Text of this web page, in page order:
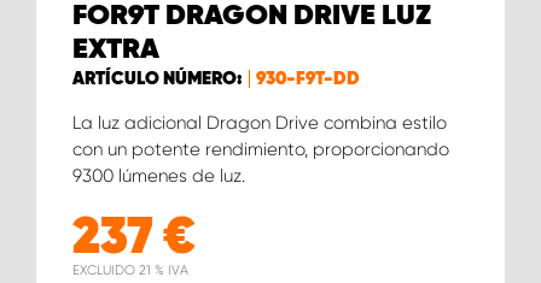
FOR9T DRAGON DRIVE LUZ
EXTRA
ARTÍCULO NÚMERO: 930-F9T-DD
La luz adicional Dragon Drive combina estilo
con un potente rendimiento, proporcionando
9300 lúmenes de luz.
237€
EXCLUIDO 21 % IVA